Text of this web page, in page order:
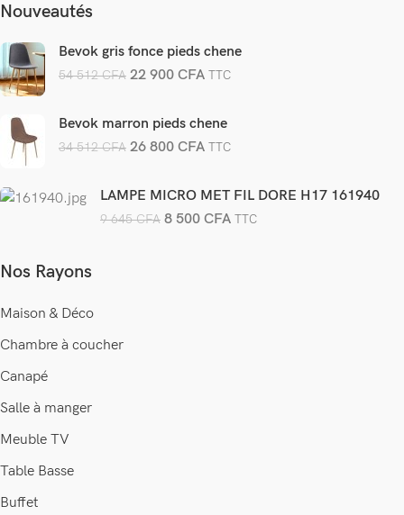
Nouveautés
Bevok gris fonce pieds chene
54 512CFA 22 900CFA TTC
Bevok marron pieds chene
34 512CFA 26 800CFA TTC
LAMPE MICRO MET FIL DORE H17 161940
9 645CFA 8 500CFA TTC
Nos Rayons
Maison & Déco
Chambre à coucher
Canapé
Salle à manger
Meuble TV
Table Basse
Buffet